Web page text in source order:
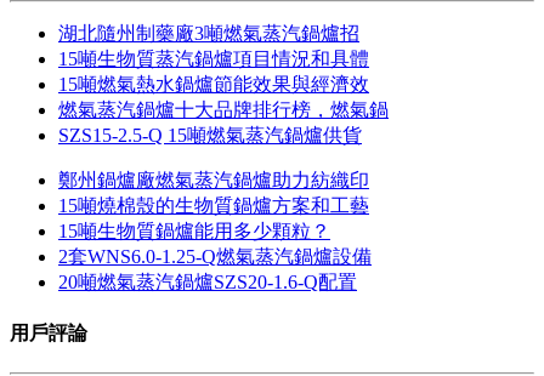
湖北隨州制藥廠3噸燃氣蒸汽鍋爐招
15噸生物質蒸汽鍋爐項目情況和具體
15噸燃氣熱水鍋爐節能效果與經濟效
燃氣蒸汽鍋爐十大品牌排行榜，燃氣鍋
SZS15-2.5-Q 15噸燃氣蒸汽鍋爐供貨
鄭州鍋爐廠燃氣蒸汽鍋爐助力紡織印
15噸燒棉殼的生物質鍋爐方案和工藝
15噸生物質鍋爐能用多少顆粒？
2套WNS6.0-1.25-Q燃氣蒸汽鍋爐設備
20噸燃氣蒸汽鍋爐SZS20-1.6-Q配置
用戶評論